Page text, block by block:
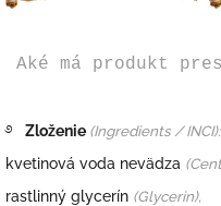
Aké má produkt
࿔ Zloženie (Ingredients / INCI):
kvetinová voda nevädza
rastlinný glycerín (Glycerin),